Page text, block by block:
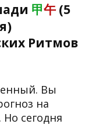
甲午 (5
Ритмов
Вы
на
Но сегодня